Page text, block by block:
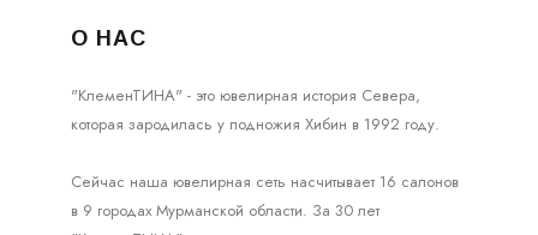
О НАС
"КлеменТИНА" - это ювелирная история Севера,
которая зародилась у подножия Хибин в 1992 году.
Сейчас наша ювелирная сеть насчитывает 16 салонов
в 9 городах Мурманской области. За 30 лет